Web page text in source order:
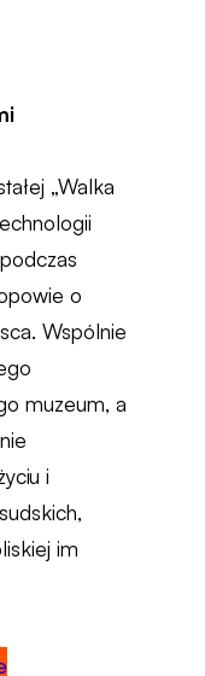
„Walka
o
Wspólnie
muzeum, a
i
im